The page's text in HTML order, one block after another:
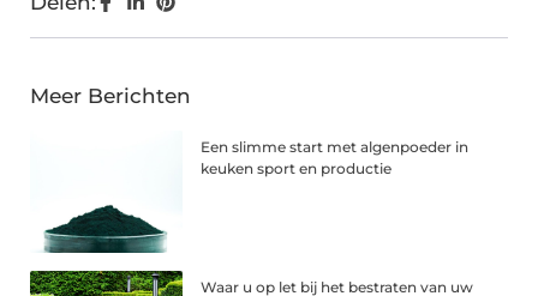
Meer Berichten
Een slimme start met algenpoeder in
keuken sport en productie
Waar u op let bij het bestraten van uw